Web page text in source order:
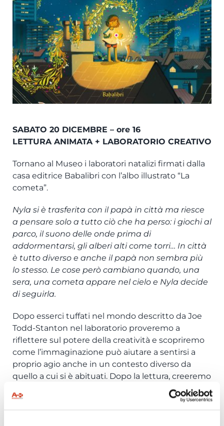
EVENTI
ITALIANO
SABATO 20 DICEMBRE – ore 16
LETTURA ANIMATA + LABORATORIO CREATIVO
Tornano al Museo i laboratori natalizi firmati dalla
casa editrice Babalibri con l’albo illustrato “La
cometa”.
Nyla si è trasferita con il papà in città ma riesce
a pensare solo a tutto ciò che ha perso: i giochi al
parco, il suono delle onde prima di
addormentarsi, gli alberi alti come torri… In città
è tutto diverso e anche il papà non sembra più
lo stesso. Le cose però cambiano quando, una
sera, una cometa appare nel cielo e Nyla decide
di seguirla.
Dopo esserci tuffati nel mondo descritto da Joe
Todd-Stanton nel laboratorio proveremo a
riflettere sul potere della creatività e scopriremo
come l’immaginazione può aiutare a sentirsi a
proprio agio anche in un contesto diverso da
quello a cui si è abituati. Dopo la lettura, creeremo
la nostra cometa su carta combinando diversi
materiali (alcuni dei quali particolarmente